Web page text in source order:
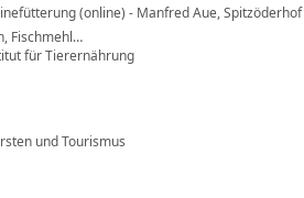
(online) - Manfred Aue, Spitzöderhof
Fischmehl…
für Tierernährung
und Tourismus